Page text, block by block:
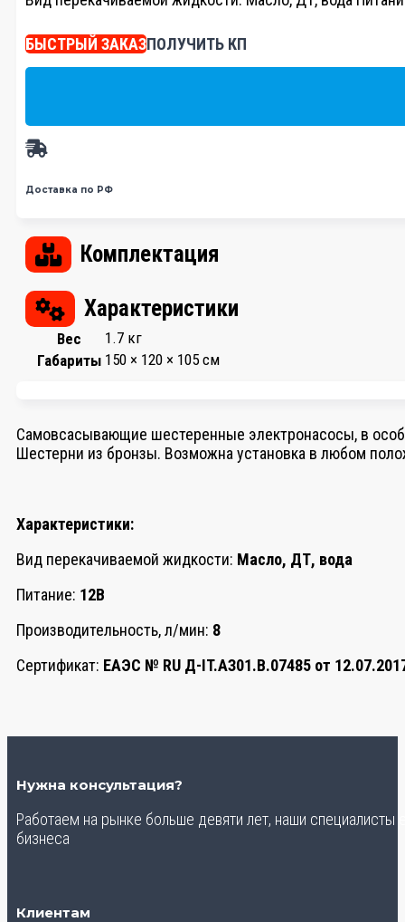
БЫСТРЫЙ ЗАКАЗПОЛУЧИТЬ КП
Доставка по РФ
Комплектация
Характеристики
Вес
1.7 кг
Габариты 150 × 120 × 105 см
Самовсасывающие шестеренные электронасосы, в
Шестерни из бронзы. Возможна установка в любом
Характеристики:
Вид перекачиваемой жидкости: Масло, ДТ, вода
Питание: 12В
Производительность, л/мин: 8
Сертификат: ЕАЭС № RU Д-IT.АЗ01.В.07485 от
Нужна консультация?
Работаем на рынке больше девяти лет, наши
бизнеса
Клиентам